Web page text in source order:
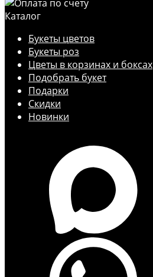
Каталог
Букеты цветов
Букеты роз
Цветы в корзинах и боксах
Подобрать букет
Подарки
Скидки
Новинки